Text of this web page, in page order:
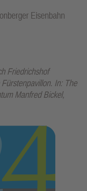
Eisenbahn
Friedrichshof
In: The
Manfred Bickel,